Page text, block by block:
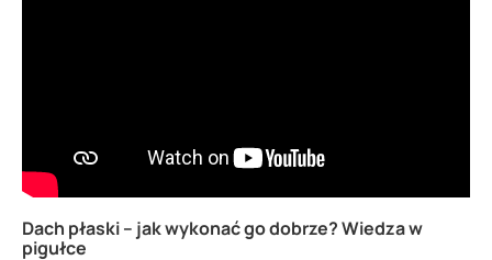
Dach płaski – jak wykonać go dobrze? Wiedza w
pigułce